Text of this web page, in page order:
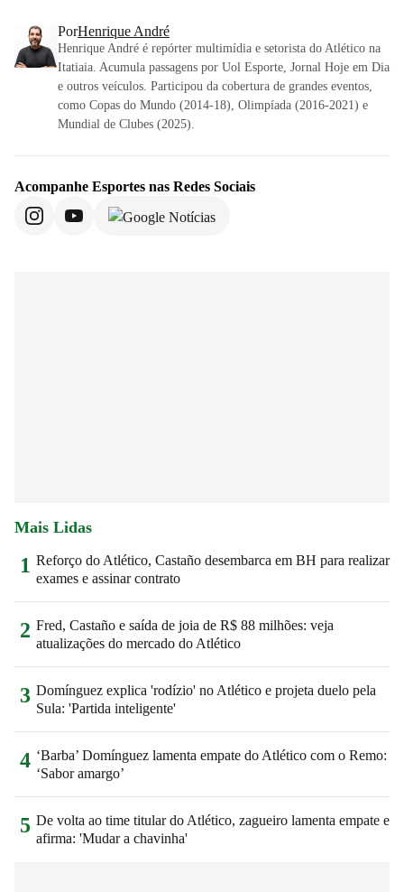
PorHenrique André
Henrique André é repórter multimídia e setorista do Atlético na
Itatiaia. Acumula passagens por Uol Esporte, Jornal Hoje em Dia
e outros veículos. Participou da cobertura de grandes eventos,
como Copas do Mundo (2014-18), Olimpíada (2016-2021) e
Mundial de Clubes (2025).
Acompanhe Esportes nas Redes Sociais
Mais Lidas
1 Reforço do Atlético, Castaño desembarca em BH para realizar
exames e assinar contrato
2 Fred, Castaño e saída de joia de R$ 88 milhões: veja
atualizações do mercado do Atlético
3 Domínguez explica 'rodízio' no Atlético e projeta duelo pela
Sula: 'Partida inteligente'
4 ‘Barba’ Domínguez lamenta empate do Atlético com o Remo:
‘Sabor amargo’
5 De volta ao time titular do Atlético, zagueiro lamenta empate e
afirma: 'Mudar a chavinha'